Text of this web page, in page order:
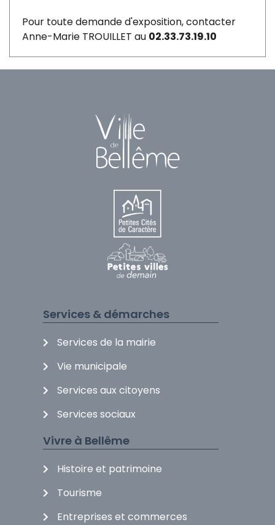
Pour toute demande d'exposition, contacter
Anne-Marie TROUILLET au 02.33.73.19.10
Services & démarches
Services de la mairie
Vie municipale
Services aux citoyens
Services sociaux
Vivre à Bellême
Histoire et patrimoine
Tourisme
Entreprises et commerces